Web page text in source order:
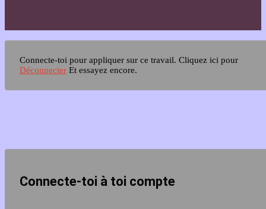
Connecte-toi pour appliquer sur ce travail. Cliquez ici pour
Déconnecter Et essayez encore.
Connecte-toi à toi compte